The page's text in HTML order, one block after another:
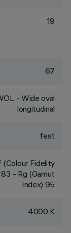
19
67
- Wide oval
longitudinal
fest
(Colour Fidelity
- Rg (Gamut
Index) 95
4000 K